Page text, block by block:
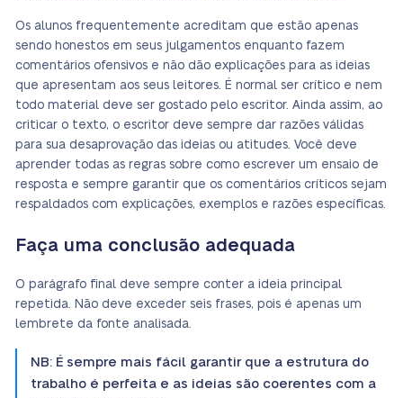
Os alunos frequentemente acreditam que estão apenas
sendo honestos em seus julgamentos enquanto fazem
comentários ofensivos e não dão explicações para as ideias
que apresentam aos seus leitores. É normal ser crítico e nem
todo material deve ser gostado pelo escritor. Ainda assim, ao
criticar o texto, o escritor deve sempre dar razões válidas
para sua desaprovação das ideias ou atitudes. Você deve
aprender todas as regras sobre como escrever um ensaio de
resposta e sempre garantir que os comentários críticos sejam
respaldados com explicações, exemplos e razões específicas.
Faça uma conclusão adequada
O parágrafo final deve sempre conter a ideia principal
repetida. Não deve exceder seis frases, pois é apenas um
lembrete da fonte analisada.
NB: É sempre mais fácil garantir que a estrutura do
trabalho é perfeita e as ideias são coerentes com a